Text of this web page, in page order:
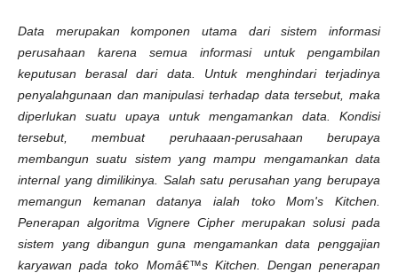
Data merupakan komponen utama dari sistem informasi
perusahaan karena semua informasi untuk pengambilan
keputusan berasal dari data. Untuk menghindari terjadinya
penyalahgunaan dan manipulasi terhadap data tersebut, maka
diperlukan suatu upaya untuk mengamankan data. Kondisi
tersebut, membuat peruhaaan-perusahaan berupaya
membangun suatu sistem yang mampu mengamankan data
internal yang dimilikinya. Salah satu perusahan yang berupaya
memangun kemanan datanya ialah toko Mom's Kitchen.
Penerapan algoritma Vignere Cipher merupakan solusi pada
sistem yang dibangun guna mengamankan data penggajian
karyawan pada toko Momâ€™s Kitchen. Dengan penerapan